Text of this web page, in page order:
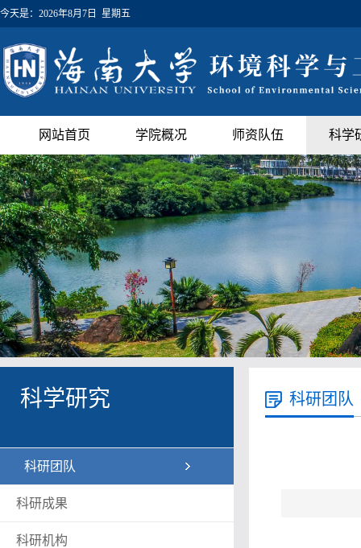
今天是： 2026年8月7日 星期五
网站首页 学院概况 师资队伍 科学
科学研究
科研团队
科研成果
科研机构
科研团队